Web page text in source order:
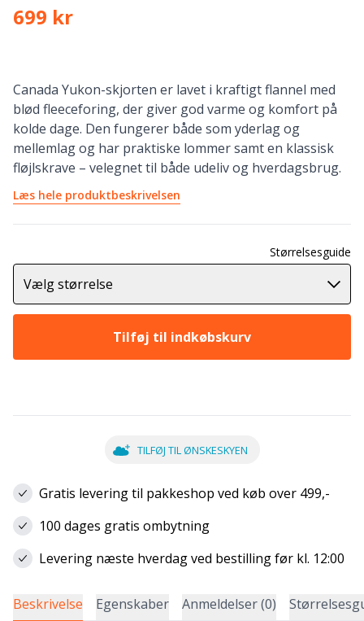
699 kr
Canada Yukon-skjorten er lavet i kraftigt flannel med
blød fleeceforing, der giver god varme og komfort på
kolde dage. Den fungerer både som yderlag og
mellemlag og har praktiske lommer samt en klassisk
fløjlskrave – velegnet til både udeliv og hverdagsbrug.
Læs hele produktbeskrivelsen
Størrelsesguide
Vælg størrelse
Tilføj til indkøbskurv
TILFØJ TIL ØNSKESKYEN
Gratis levering til pakkeshop ved køb over 499,-
100 dages gratis ombytning
Levering næste hverdag ved bestilling før kl. 12:00
Beskrivelse Egenskaber Anmeldelser (0)